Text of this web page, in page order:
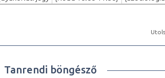
Tanrendi böngésző